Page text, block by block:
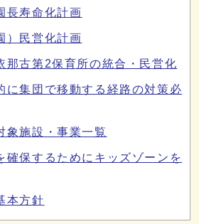
長寿命化計画
）民営化計画
那古第2保育所の統合・民営化
に集団で移動する経路の対策必
象施設・事業一覧
確保するためにキッズゾーンを
本方針